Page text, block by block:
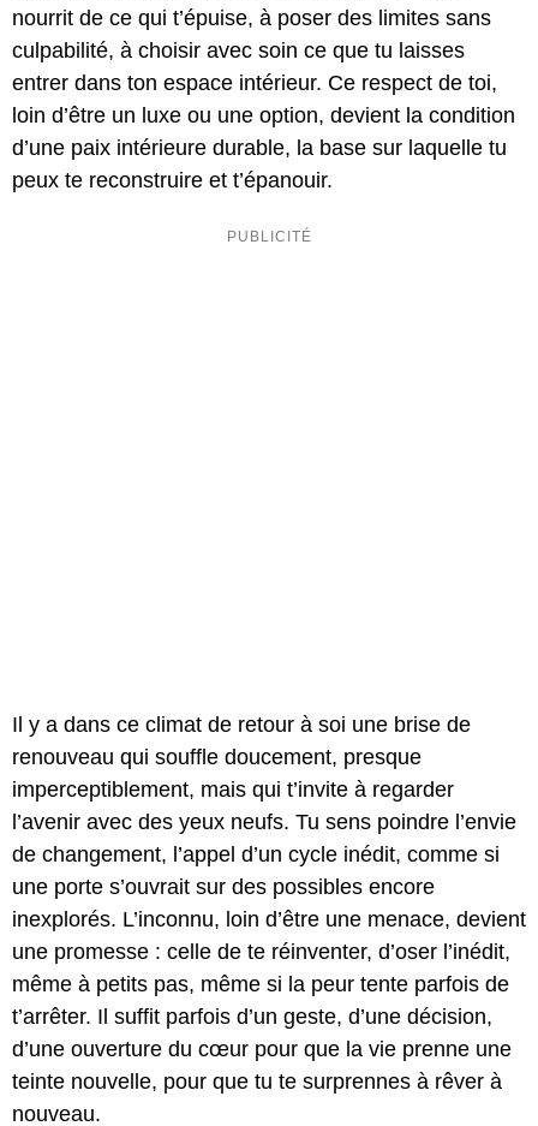
nourrit de ce qui t’épuise, à poser des limites sans
culpabilité, à choisir avec soin ce que tu laisses
entrer dans ton espace intérieur. Ce respect de toi,
loin d’être un luxe ou une option, devient la condition
d’une paix intérieure durable, la base sur laquelle tu
peux te reconstruire et t’épanouir.
Il y a dans ce climat de retour à soi une brise de
renouveau qui souffle doucement, presque
imperceptiblement, mais qui t’invite à regarder
l’avenir avec des yeux neufs. Tu sens poindre l’envie
de changement, l’appel d’un cycle inédit, comme si
une porte s’ouvrait sur des possibles encore
inexplorés. L’inconnu, loin d’être une menace, devient
une promesse : celle de te réinventer, d’oser l’inédit,
même à petits pas, même si la peur tente parfois de
t’arrêter. Il suffit parfois d’un geste, d’une décision,
d’une ouverture du cœur pour que la vie prenne une
teinte nouvelle, pour que tu te surprennes à rêver à
nouveau.